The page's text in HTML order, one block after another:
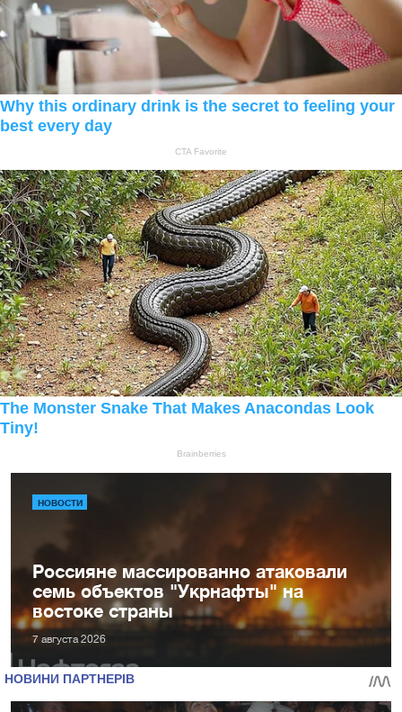
НОВОСТИ
Россияне массированно атаковали
семь объектов "Укрнафты" на
востоке страны
7 августа 2026